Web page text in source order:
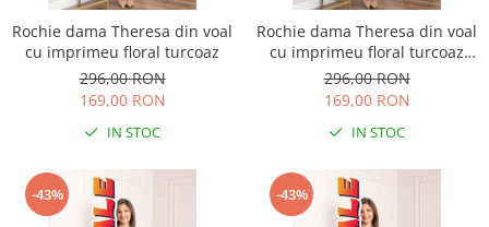
Rochie dama Theresa din voal
cu imprimeu floral turcoaz
296,00 RON
169,00 RON
IN STOC
Rochie dama Theresa din voal
cu imprimeu floral turcoaz
aqua
296,00 RON
169,00 RON
IN STOC
-43% -43%